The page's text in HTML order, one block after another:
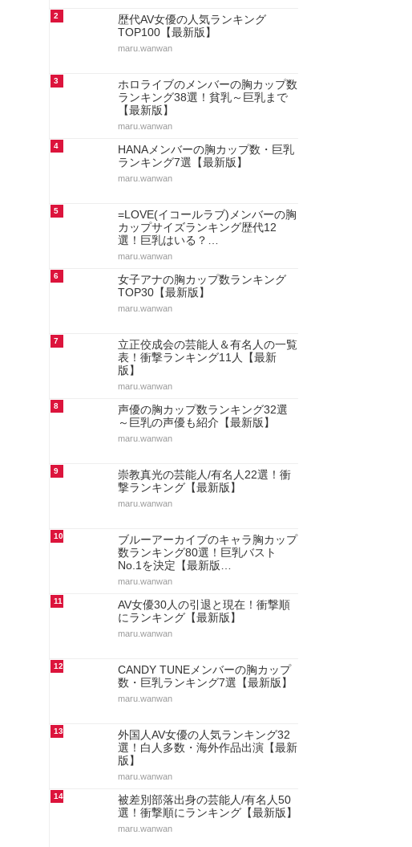
2
歴代AV女優の人気ランキング
TOP100【最新版】
maru.wanwan
3
ホロライブのメンバーの胸カップ数
ランキング38選！貧乳～巨乳まで
【最新版】
maru.wanwan
4
HANAメンバーの胸カップ数・巨乳
ランキング7選【最新版】
maru.wanwan
5
=LOVE(イコールラブ)メンバーの胸
カップサイズランキング歴代12
選！巨乳はいる？…
maru.wanwan
6
女子アナの胸カップ数ランキング
TOP30【最新版】
maru.wanwan
7
立正佼成会の芸能人＆有名人の一覧
表！衝撃ランキング11人【最新
版】
maru.wanwan
8
声優の胸カップ数ランキング32選
～巨乳の声優も紹介【最新版】
maru.wanwan
9
崇教真光の芸能人/有名人22選！衝
撃ランキング【最新版】
maru.wanwan
10
ブルーアーカイブのキャラ胸カップ
数ランキング80選！巨乳バスト
No.1を決定【最新版…
maru.wanwan
11
AV女優30人の引退と現在！衝撃順
にランキング【最新版】
maru.wanwan
12
CANDY TUNEメンバーの胸カップ
数・巨乳ランキング7選【最新版】
maru.wanwan
13
外国人AV女優の人気ランキング32
選！白人多数・海外作品出演【最新
版】
maru.wanwan
14
被差別部落出身の芸能人/有名人50
選！衝撃順にランキング【最新版】
maru.wanwan